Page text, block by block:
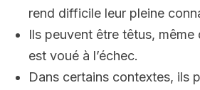
rend difficile leur pleine
Ils peuvent être têtus,
est voué à l’échec.
Dans certains contextes, ils